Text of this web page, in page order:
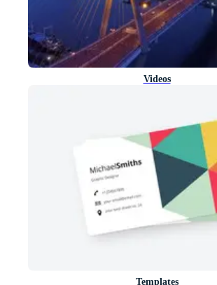
Videos
Templates